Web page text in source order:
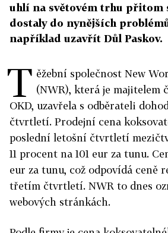
uhlí na světovém trhu přitom
dostaly do nynějších
například uzavřít Důl Paskov.
T ěžební společnost New
(NWR), která je majitelem
OKD, uzavřela s odběrateli
čtvrtletí. Prodejní cena
poslední letošní čtvrtletí
11 procent na 101 eur za tunu.
eur za tunu, což odpovídá ceně
třetím čtvrtletí. NWR to dnes
webových stránkách.